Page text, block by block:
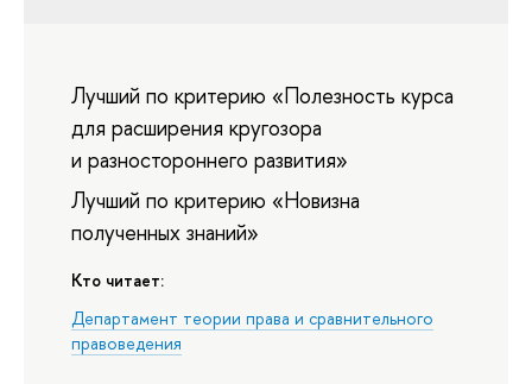
Лучший по критерию «Полезность курса
для расширения кругозора
и разностороннего развития»
Лучший по критерию «Новизна
полученных знаний»
Кто читает:
Департамент теории права и сравнительного
правоведения